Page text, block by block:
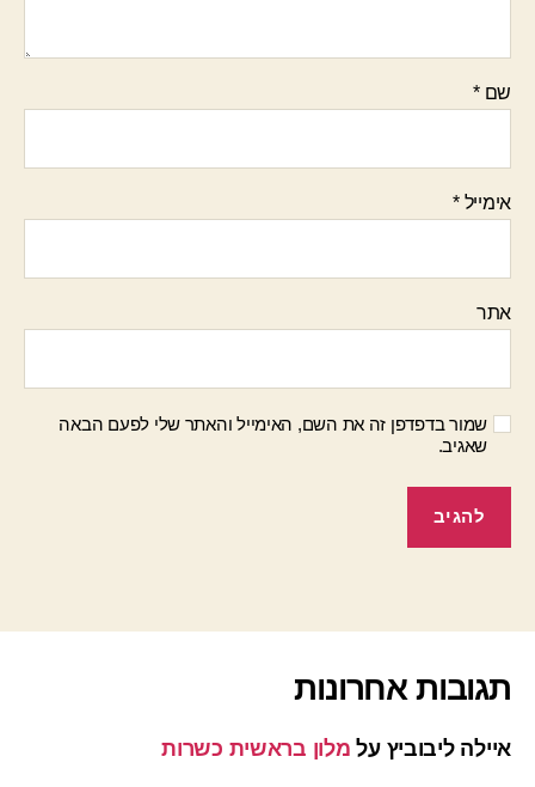
שם*
אימייל*
אתר
שמור בדפדפן זה את השם, האימייל והאתר שלי לפעם הבאה
שאגיב.
תגובות אחרונות
איילה ליבוביץ על מלון בראשית כשרות